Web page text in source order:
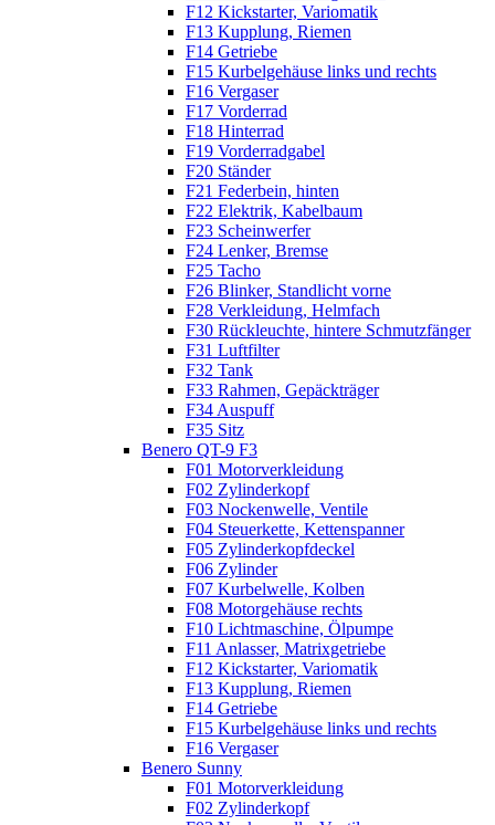
F12 Kickstarter, Variomatik
F13 Kupplung, Riemen
F14 Getriebe
F15 Kurbelgehäuse links und rechts
F16 Vergaser
F17 Vorderrad
F18 Hinterrad
F19 Vorderradgabel
F20 Ständer
F21 Federbein, hinten
F22 Elektrik, Kabelbaum
F23 Scheinwerfer
F24 Lenker, Bremse
F25 Tacho
F26 Blinker, Standlicht vorne
F28 Verkleidung, Helmfach
F30 Rückleuchte, hintere Schmutzfänger
F31 Luftfilter
F32 Tank
F33 Rahmen, Gepäckträger
F34 Auspuff
F35 Sitz
Benero QT-9 F3
F01 Motorverkleidung
F02 Zylinderkopf
F03 Nockenwelle, Ventile
F04 Steuerkette, Kettenspanner
F05 Zylinderkopfdeckel
F06 Zylinder
F07 Kurbelwelle, Kolben
F08 Motorgehäuse rechts
F10 Lichtmaschine, Ölpumpe
F11 Anlasser, Matrixgetriebe
F12 Kickstarter, Variomatik
F13 Kupplung, Riemen
F14 Getriebe
F15 Kurbelgehäuse links und rechts
F16 Vergaser
Benero Sunny
F01 Motorverkleidung
F02 Zylinderkopf